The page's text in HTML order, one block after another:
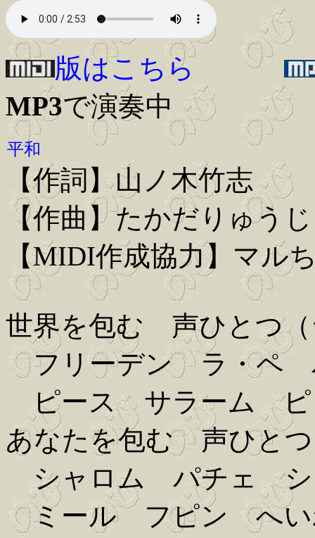
版はこちら
MP3で演奏中
平和
【作詞】山ノ木竹志
【作曲】たかだりゅうじ
【MIDI作成協力】マル
世界を包む 声ひとつ（
フリーデン ラ・ペ
ピース サラーム ピ
あなたを包む 声ひと
シャロム パチェ シ
ミール フピン へい